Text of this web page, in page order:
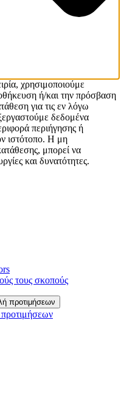
χρησιμοποιούμε
ή/και την πρόσβαση
για τις εν λόγω
δεδομένα
περιήγησης ή
ιστότοπο. Η μη
μπορεί να
και δυνατότητες.
τους σκοπούς
προτιμήσεων